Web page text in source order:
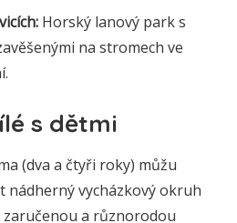
Horský lanový park s
na stromech ve
s dětmi
(dva a čtyři roky) můžu
nádherný vycházkový okruh
zaručenou a různorodou